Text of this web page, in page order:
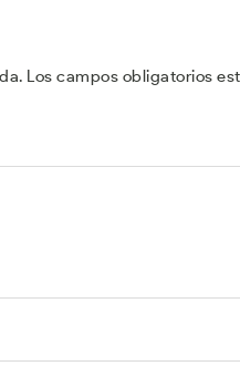
Los campos obligatorios